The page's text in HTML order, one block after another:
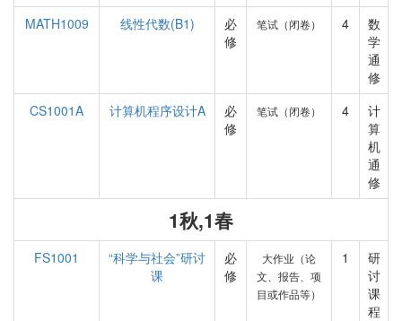
MATH1009
线性代数(B1)
必
修
笔试（闭卷） 4
数
学
通
修
CS1001A
计算机程序设计A
必
修
笔试（闭卷） 4
计
算
机
通
修
1秋,1春
FS1001
“科学与社会”研讨
课
必
修
大作业（论
文、报告、项
目或作品等）
1
研
讨
课
程